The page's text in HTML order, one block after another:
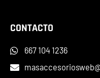
CONTACTO
667 104 1236